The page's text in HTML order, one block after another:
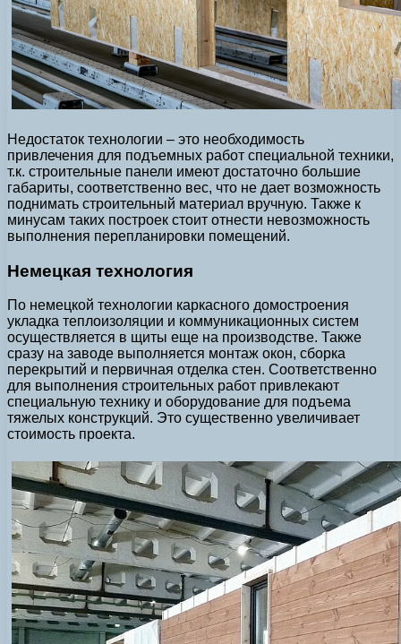
Недостаток технологии – это необходимость
привлечения для подъемных работ специальной техники,
т.к. строительные панели имеют достаточно большие
габариты, соответственно вес, что не дает возможность
поднимать строительный материал вручную. Также к
минусам таких построек стоит отнести невозможность
выполнения перепланировки помещений.
Немецкая технология
По немецкой технологии каркасного домостроения
укладка теплоизоляции и коммуникационных систем
осуществляется в щиты еще на производстве. Также
сразу на заводе выполняется монтаж окон, сборка
перекрытий и первичная отделка стен. Соответственно
для выполнения строительных работ привлекают
специальную технику и оборудование для подъема
тяжелых конструкций. Это существенно увеличивает
стоимость проекта.